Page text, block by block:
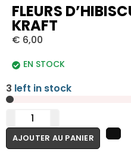
FLEURS
KRAFT
€ 6,00
EN STOCK
3 left in stock
AJOUTER AU PANIER